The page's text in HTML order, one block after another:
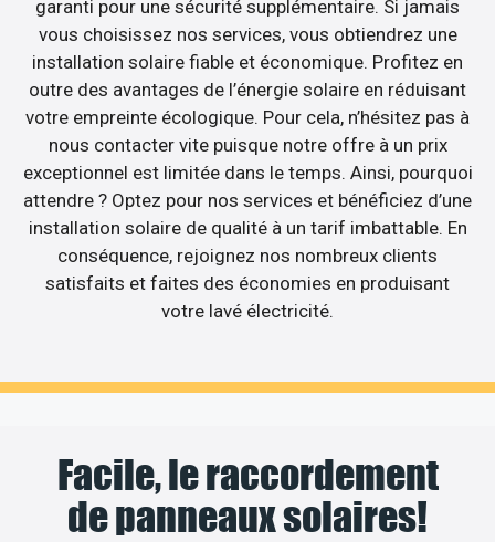
garanti pour une sécurité supplémentaire. Si jamais
vous choisissez nos services, vous obtiendrez une
installation solaire fiable et économique. Profitez en
outre des avantages de l’énergie solaire en réduisant
votre empreinte écologique. Pour cela, n’hésitez pas à
nous contacter vite puisque notre offre à un prix
exceptionnel est limitée dans le temps. Ainsi, pourquoi
attendre ? Optez pour nos services et bénéficiez d’une
installation solaire de qualité à un tarif imbattable. En
conséquence, rejoignez nos nombreux clients
satisfaits et faites des économies en produisant
votre lavé électricité.
Facile, le raccordement
de panneaux solaires!